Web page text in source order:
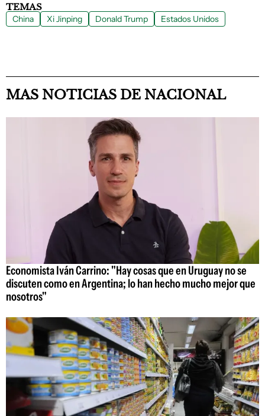
TEMAS
China Xi Jinping Donald Trump Estados Unidos
MAS NOTICIAS DE NACIONAL
Economista Iván Carrino: "Hay cosas que en Uruguay no se
discuten como en Argentina; lo han hecho mucho mejor que
nosotros"